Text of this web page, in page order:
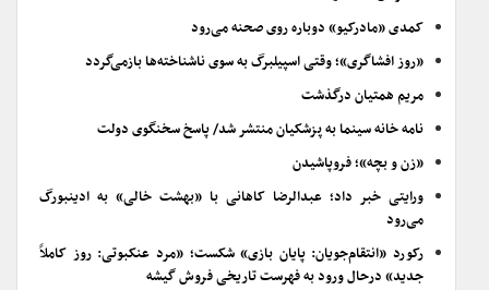
کمدی «مادرکیو» دوباره روی صحنه می‌رود
«روز افشاگری»؛ وقتی اسپیلبرگ به سوی ناشناخته‌ها بازمی‌گردد
مریم همتیان درگذشت
نامه خانه سینما به پزشکیان منتشر شد/ پاسخ سخنگوی دولت
«زن و بچه»؛ فروپاشیدن
ورایتی خبر داد؛ عبدالرضا کاهانی با «بهشت خالی» به ادینبورگ
می‌رود
رکورد «انتقام‌جویان: پایان بازی» شکست؛ «مرد عنکبوتی: روز کاملاً
جدید» درحال ورود به فهرست تاریخی فروش گیشه